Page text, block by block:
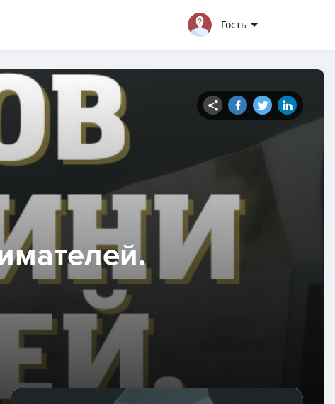
Гость